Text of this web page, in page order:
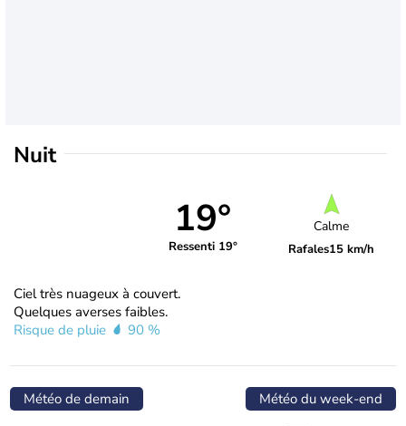
Nuit
19°
Ressenti 19°
Calme
Rafales15 km/h
Ciel très nuageux à couvert.
Quelques averses faibles.
Risque de pluie
90 %
Météo de demain Météo du week-end